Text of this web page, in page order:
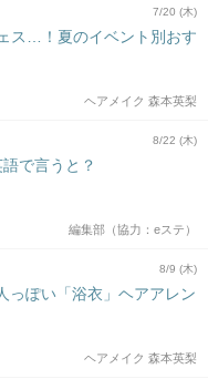
7/20 (木)
ス…！夏のイベント別おす
ヘアメイク 森本英梨
8/22 (木)
で言うと？
編集部（協力：eステ）
8/9 (木)
っぽい「浴衣」ヘアアレン
ヘアメイク 森本英梨